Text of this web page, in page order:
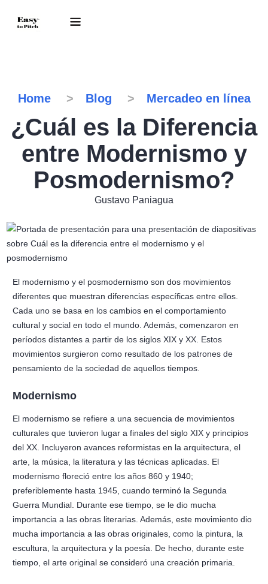
Home Blog Mercadeo en línea
¿Cuál es la Diferencia
entre Modernismo y
Posmodernismo?
Gustavo Paniagua
El modernismo y el posmodernismo son dos movimientos
diferentes que muestran diferencias específicas entre ellos.
Cada uno se basa en los cambios en el comportamiento
cultural y social en todo el mundo. Además, comenzaron en
períodos distantes a partir de los siglos XIX y XX. Estos
movimientos surgieron como resultado de los patrones de
pensamiento de la sociedad de aquellos tiempos.
Modernismo
El modernismo se refiere a una secuencia de movimientos
culturales que tuvieron lugar a finales del siglo XIX y principios
del XX. Incluyeron avances reformistas en la arquitectura, el
arte, la música, la literatura y las técnicas aplicadas. El
modernismo floreció entre los años 860 y 1940;
preferiblemente hasta 1945, cuando terminó la Segunda
Guerra Mundial. Durante ese tiempo, se le dio mucha
importancia a las obras literarias. Además, este movimiento dio
mucha importancia a las obras originales, como la pintura, la
escultura, la arquitectura y la poesía. De hecho, durante este
tiempo, el arte original se consideró una creación primaria.